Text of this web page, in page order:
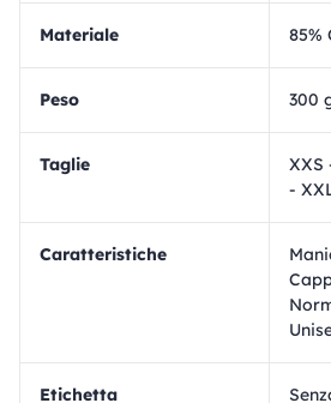
materiale
Peso 300
Taglie
XXS
-
Caratteristiche
Etichetta